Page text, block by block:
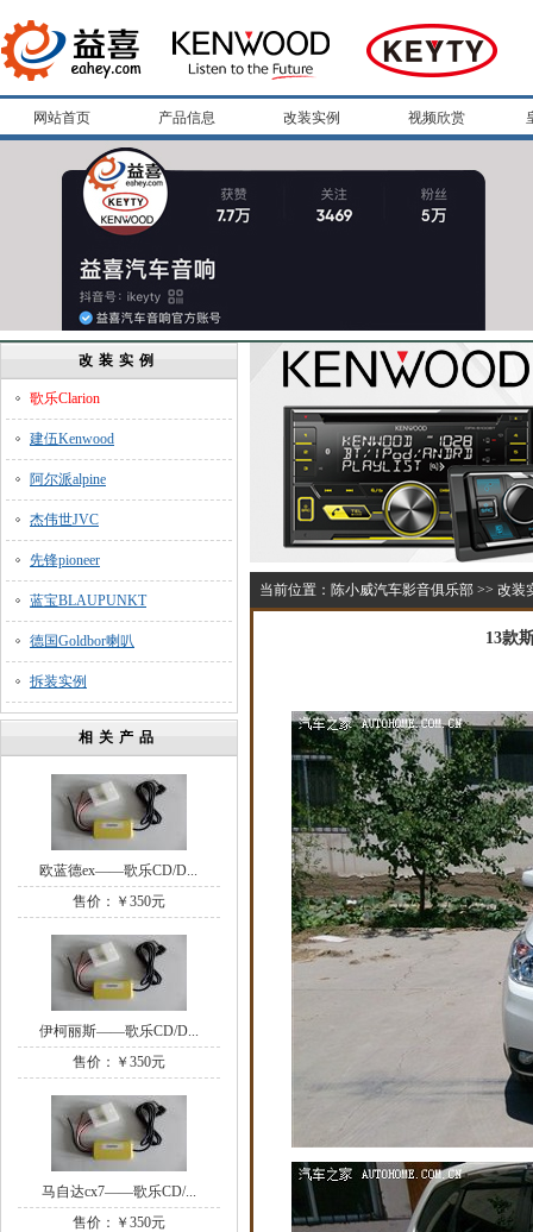
网站首页 产品信息 改装实例 视频欣赏
改装实例
歌乐Clarion
建伍Kenwood
阿尔派alpine
杰伟世JVC
先锋pioneer
蓝宝BLAUPUNKT
德国Goldbor喇叭
拆装实例
相关产品
欧蓝德ex——歌乐CD/D...
售价：￥350元
伊柯丽斯——歌乐CD/D...
售价：￥350元
马自达cx7——歌乐CD/...
售价：￥350元
当前位置： 陈小威汽车影音俱乐部 >> 改装
13款